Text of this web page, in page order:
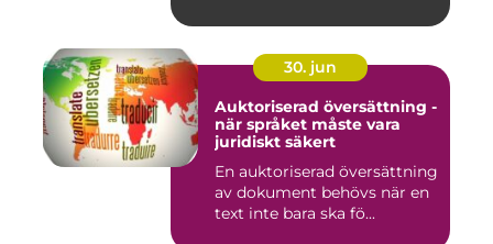
30. jun
Auktoriserad översättning -
när språket måste vara
juridiskt säkert
En auktoriserad översättning
av dokument behövs när en
text inte bara ska fö...